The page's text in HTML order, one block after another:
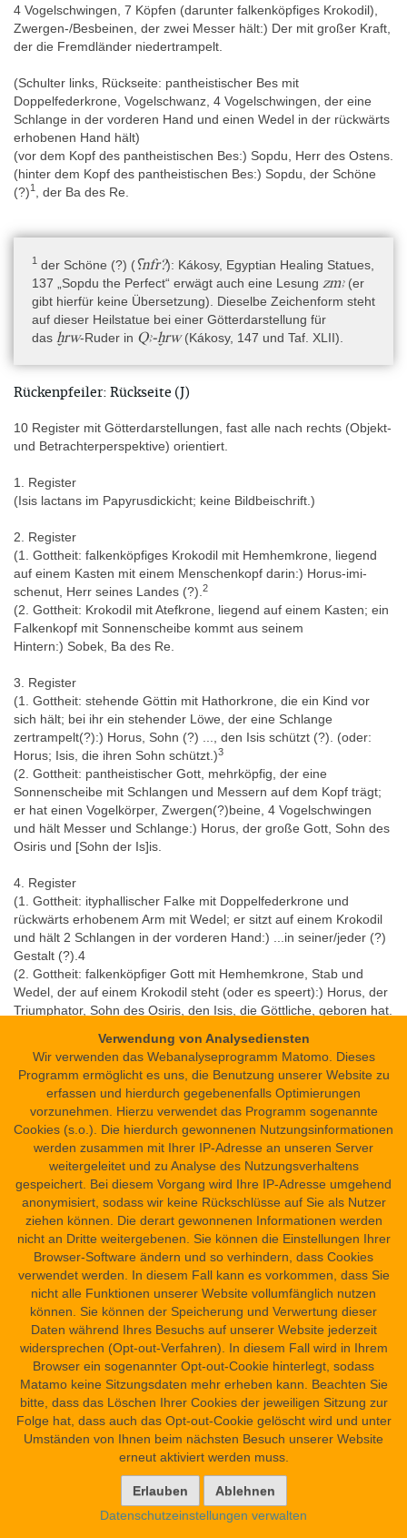
4 Vogelschwingen, 7 Köpfen (darunter falkenköpfiges Krokodil),
Zwergen-/Besbeinen, der zwei Messer hält:) Der mit großer Kraft,
der die Fremdländer niedertrampelt.
(Schulter links, Rückseite: pantheistischer Bes mit
Doppelfederkrone, Vogelschwanz, 4 Vogelschwingen, der eine
Schlange in der vorderen Hand und einen Wedel in der rückwärts
erhobenen Hand hält)
(vor dem Kopf des pantheistischen Bes:) Sopdu, Herr des Ostens.
(hinter dem Kopf des pantheistischen Bes:) Sopdu, der Schöne
(?)1 , der Ba des Re.
1 der Schöne (?) (⸮nfr?): Kákosy, Egyptian Healing Statues,
137 „Sopdu the Perfect“ erwägt auch eine Lesung zmꜣ (er
gibt hierfür keine Übersetzung). Dieselbe Zeichenform steht
auf dieser Heilstatue bei einer Götterdarstellung für
das ḫrw-Ruder in Qꜣ-ḫrw(Kákosy, 147 und Taf. XLII).
Rückenpfeiler: Rückseite (J)
10 Register mit Götterdarstellungen, fast alle nach rechts (Objekt-
und Betrachterperspektive) orientiert.
1. Register
(Isis lactans im Papyrusdickicht; keine Bildbeischrift.)
2. Register
(1. Gottheit: falkenköpfiges Krokodil mit Hemhemkrone, liegend
auf einem Kasten mit einem Menschenkopf darin:) Horus-imi-
schenut, Herr seines Landes (?). 2
(2. Gottheit: Krokodil mit Atefkrone, liegend auf einem Kasten; ein
Falkenkopf mit Sonnenscheibe kommt aus seinem
Hintern:) Sobek, Ba des Re.
3. Register
(1. Gottheit: stehende Göttin mit Hathorkrone, die ein Kind vor
sich hält; bei ihr ein stehender Löwe, der eine Schlange
zertrampelt(?):) Horus, Sohn (?) ..., den Isis schützt (?). (oder:
Horus; Isis, die ihren Sohn schützt.)3
(2. Gottheit: pantheistischer Gott, mehrköpfig, der eine
Sonnenscheibe mit Schlangen und Messern auf dem Kopf trägt;
er hat einen Vogelkörper, Zwergen(?)beine, 4 Vogelschwingen
und hält Messer und Schlange:) Horus, der große Gott, Sohn des
Osiris und [Sohn der Is]is.
4. Register
(1. Gottheit: ityphallischer Falke mit Doppelfederkrone und
rückwärts erhobenem Arm mit Wedel; er sitzt auf einem Krokodil
und hält 2 Schlangen in der vorderen Hand:) ...in seiner/jeder (?)
Gestalt (?).4
(2. Gottheit: falkenköpfiger Gott mit Hemhemkrone, Stab und
Wedel, der auf einem Krokodil steht (oder es speert):) Horus, der
Triumphator, Sohn des Osiris, den Isis, die Göttliche, geboren hat.
1. Gottheit:pantheistischer Gott (Skarabäus?) mit
Sonnenscheibe und 4 Flügeln, der auf einem Schrein steht:) Der
seinen Namen verbirgt.
2. Gottheit:Falke mit unterägyptischer(?) Krone, der auf einem
Nilpferd steht und es speert(?):) Horus, [Sohn] des Osiris, den
Isis, die Göttliche, geboren hat.
6. Register
1. Gottheit: stehende Göttin mit verehrend gehobenen Armen:)
Maat.5
2. Gottheit: Skarabäus mit Hemhemkrone, auf einem
Kasten:)Ptah, der von selbst entstanden ist.5
3. Gottheit:Widder (?) mit unterägyptischer Krone (?):) [...].
7. Register
1. Gottheit:hockende Gottheit mit Lebenszeichen; Kopf und
Krone zerstört:) Maat.
2. Gottheit: Widder mit vier Köpfen und Hemhemkrone:)Ba des
Re.Ba des Tatenen (?; oder: Schu?).Ba des [Geb?].Ba des
[Osiris?].
(3. Gottheit:Kobra mit ausgebreiteten Flügeln und Frauenkopf;
Nephthyshieroglyphe oder Papyrushieroglyphe auf dem
Kopf:) Nephthys (?; oder: Wadjet).6
stehende Göttin mit unterägyptischer Krone, die zwei
Verwendung von Analysediensten
Wir verwenden das Webanalyseprogramm Matomo. Dieses
Programm ermöglicht es uns, die Benutzung unserer Website zu
erfassen und hierdurch gegebenenfalls Optimierungen
vorzunehmen. Hierzu verwendet das Programm sogenannte
Cookies (s.o.). Die hierdurch gewonnenen Nutzungsinformationen
werden zusammen mit Ihrer IP-Adresse an unseren Server
weitergeleitet und zu Analyse des Nutzungsverhaltens
gespeichert. Bei diesem Vorgang wird Ihre IP-Adresse umgehend
anonymisiert, sodass wir keine Rückschlüsse auf Sie als Nutzer
ziehen können. Die derart gewonnenen Informationen werden
nicht an Dritte weitergebenen. Sie können die Einstellungen Ihrer
Browser-Software ändern und so verhindern, dass Cookies
verwendet werden. In diesem Fall kann es vorkommen, dass Sie
nicht alle Funktionen unserer Website vollumfänglich nutzen
können. Sie können der Speicherung und Verwertung dieser
Daten während Ihres Besuchs auf unserer Website jederzeit
widersprechen (Opt-out-Verfahren). In diesem Fall wird in Ihrem
Browser ein sogenannter Opt-out-Cookie hinterlegt, sodass
Matamo keine Sitzungsdaten mehr erheben kann. Beachten Sie
bitte, dass das Löschen Ihrer Cookies der jeweiligen Sitzung zur
Folge hat, dass auch das Opt-out-Cookie gelöscht wird und unter
Umständen von Ihnen beim nächsten Besuch unserer Website
erneut aktiviert werden muss.
Datenschutzeinstellungen verwalten